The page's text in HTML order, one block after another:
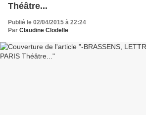
Théâtre...
Publié le 02/04/2015 à 22:24
Par Claudine Clodelle